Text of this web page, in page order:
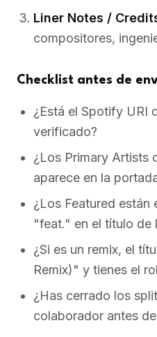
Liner Notes /
compositores,
Checklist antes de
¿Está el Spotify URI
verificado?
¿Los Primary Artists
aparece en la
¿Los Featured están
"feat." en el título de
¿Si es un remix, el
Remix)" y tienes el
¿Has cerrado los
colaborador antes